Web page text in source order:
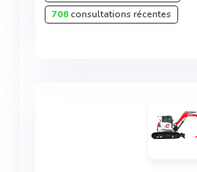
708consultations récentes